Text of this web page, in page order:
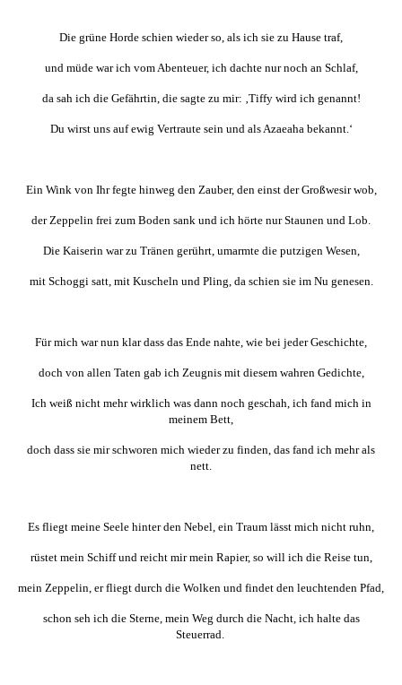
Die grüne Horde schien wieder so, als ich sie zu Hause traf,
und müde war ich vom Abenteuer, ich dachte nur noch an Schlaf,
da sah ich die Gefährtin, die sagte zu mir: ‚Tiffy wird ich genannt!
Du wirst uns auf ewig Vertraute sein und als Azaeaha bekannt.‘
Ein Wink von Ihr fegte hinweg den Zauber, den einst der Großwesir wob,
der Zeppelin frei zum Boden sank und ich hörte nur Staunen und Lob.
Die Kaiserin war zu Tränen gerührt, umarmte die putzigen Wesen,
mit Schoggi satt, mit Kuscheln und Pling, da schien sie im Nu genesen.
Für mich war nun klar dass das Ende nahte, wie bei jeder Geschichte,
doch von allen Taten gab ich Zeugnis mit diesem wahren Gedichte,
Ich weiß nicht mehr wirklich was dann noch geschah, ich fand mich in
meinem Bett,
doch dass sie mir schworen mich wieder zu finden, das fand ich mehr als
nett.
Es fliegt meine Seele hinter den Nebel, ein Traum lässt mich nicht ruhn,
rüstet mein Schiff und reicht mir mein Rapier, so will ich die Reise tun,
mein Zeppelin, er fliegt durch die Wolken und findet den leuchtenden Pfad,
schon seh ich die Sterne, mein Weg durch die Nacht, ich halte das
Steuerrad.